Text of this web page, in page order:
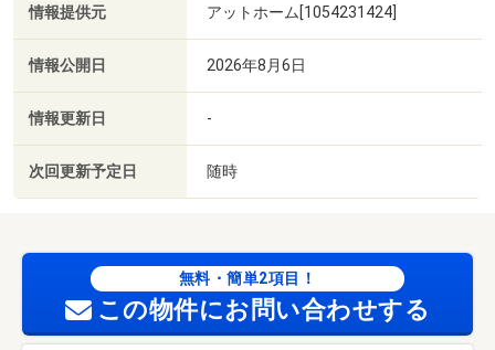
情報提供元 アットホーム[1054231424]
情報公開日 2026年8月6日
情報更新日 -
次回更新予定日 随時
無料・簡単2項目！
この物件にお問い合わせする